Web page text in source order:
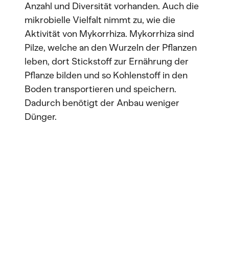
Anzahl und Diversität vorhanden. Auch die
mikrobielle Vielfalt nimmt zu, wie die
Aktivität von Mykorrhiza. Mykorrhiza sind
Pilze, welche an den Wurzeln der Pflanzen
leben, dort Stickstoff zur Ernährung der
Pflanze bilden und so Kohlenstoff in den
Boden transportieren und speichern.
Dadurch benötigt der Anbau weniger
Dünger.